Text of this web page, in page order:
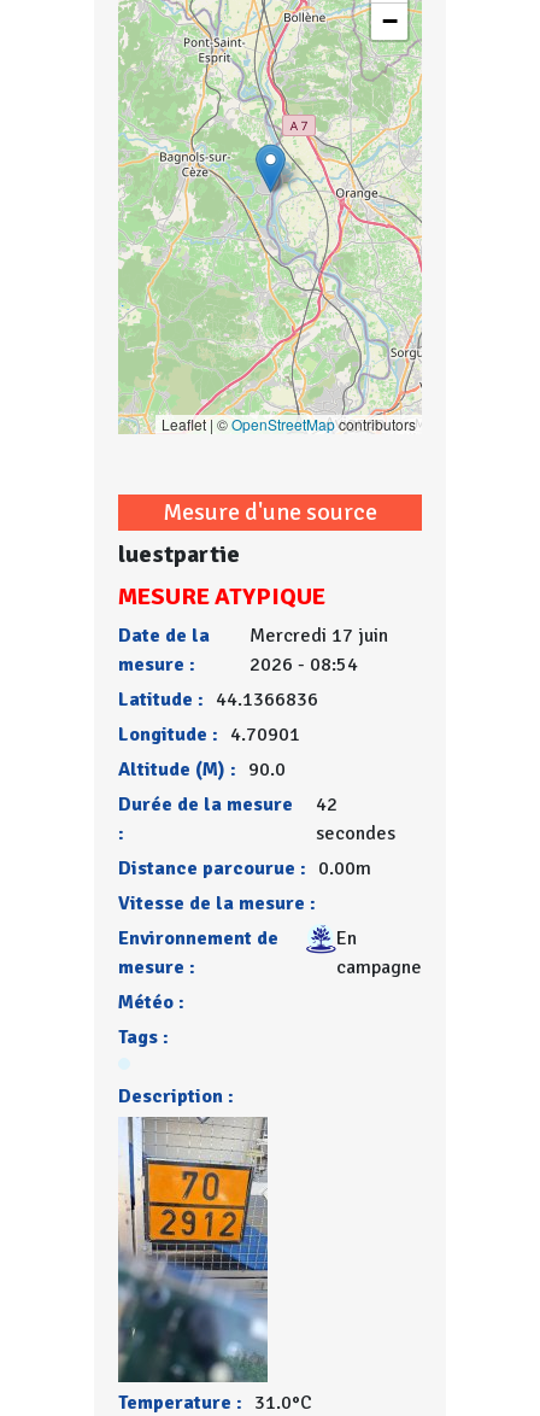
−
Leaflet | ©OpenStreetMapcontributors
Mesure d'une source
luestpartie
MESURE ATYPIQUE
Date de la
mesure :
Mercredi 17 juin
2026 - 08:54
Latitude : 44.1366836
Longitude : 4.70901
Altitude (M) : 90.0
Durée de la mesure
:
42
secondes
Distance parcourue : 0.00m
Vitesse de la mesure :
Environnement de
mesure :
En
campagne
Météo :
Tags :
Description :
Temperature : 31.0°C